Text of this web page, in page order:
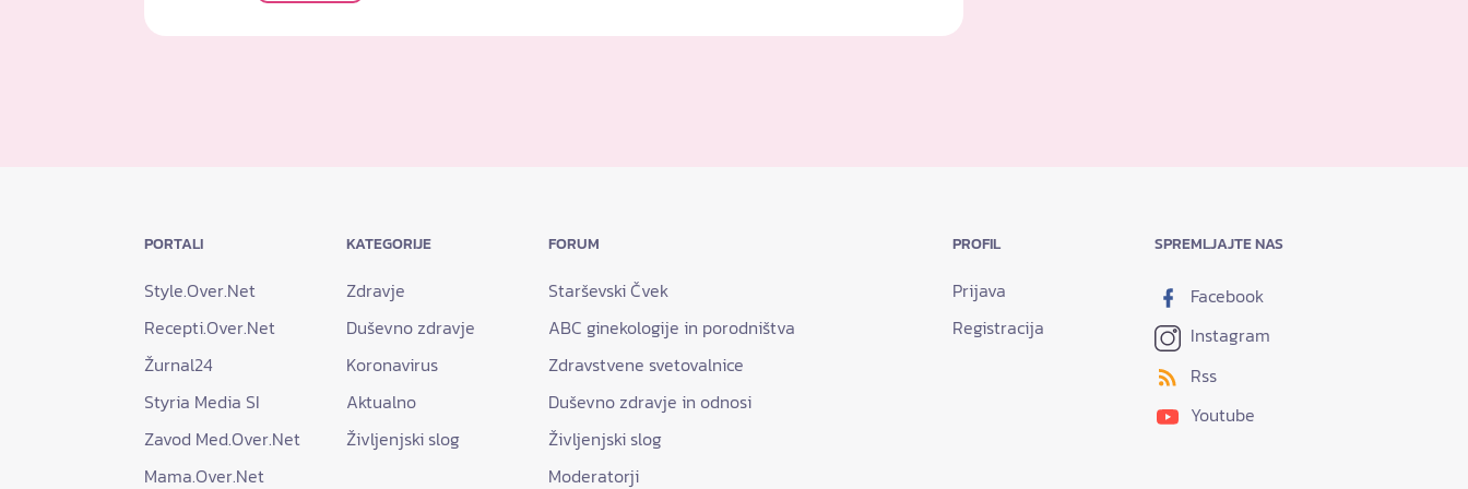
PORTALI
Style.Over.Net
Recepti.Over.Net
Žurnal24
Styria Media SI
Zavod Med.Over.Net
Mama.Over.Net
KATEGORIJE
Zdravje
Duševno zdravje
Koronavirus
Aktualno
Življenjski slog
FORUM
Starševski Čvek
ABC ginekologije in porodništva
Zdravstvene svetovalnice
Duševno zdravje in odnosi
Življenjski slog
Moderatorji
PROFIL
Prijava
Registracija
SPREMLJAJTE NAS
Facebook
Instagram
Rss
Youtube